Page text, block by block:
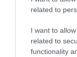
related to
I want to
related to
functionality